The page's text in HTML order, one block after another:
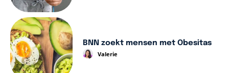
BNN zoekt mensen met Obesitas
Valerie